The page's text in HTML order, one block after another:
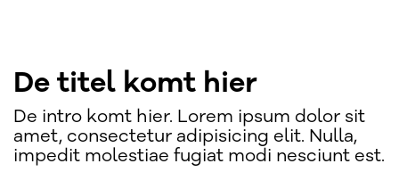
De titel komt hier
De intro komt hier. Lorem ipsum dolor sit
amet, consectetur adipisicing elit. Nulla,
impedit molestiae fugiat modi nesciunt est.